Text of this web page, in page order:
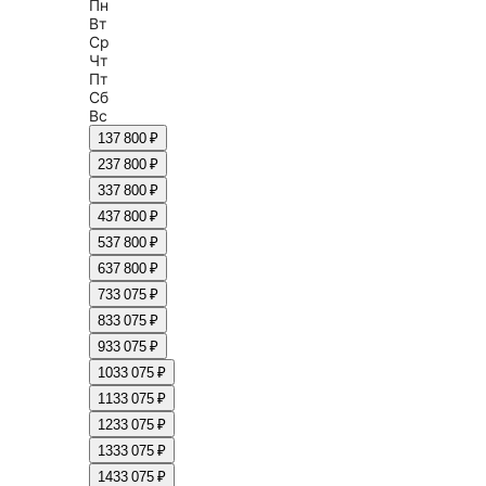
Пн
Вт
Ср
Чт
Пт
Сб
Вс
137 800 ₽
237 800 ₽
337 800 ₽
437 800 ₽
537 800 ₽
637 800 ₽
733 075 ₽
833 075 ₽
933 075 ₽
1033 075 ₽
1133 075 ₽
1233 075 ₽
1333 075 ₽
1433 075 ₽